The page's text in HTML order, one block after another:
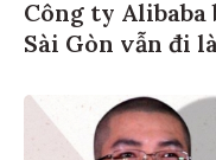
Công ty
Sài Gòn vẫn đi